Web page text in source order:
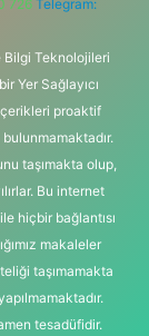
726 Telegram:
Bilgi Teknolojileri
Yer Sağlayıcı
proaktif
taşımakta olup,
Bu internet
hiçbir bağlantısı
makaleler
taşımamakta
tesadüfidir.